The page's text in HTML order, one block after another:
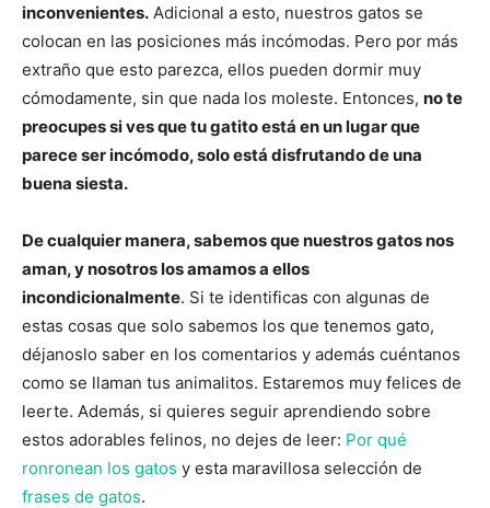
inconvenientes. Adicional a esto, nuestros gatos se
colocan en las posiciones más incómodas. Pero por más
extraño que esto parezca, ellos pueden dormir muy
cómodamente, sin que nada los moleste. Entonces, no te
preocupes si ves que tu gatito está en un lugar que
parece ser incómodo, solo está disfrutando de una
buena siesta.
De cualquier manera, sabemos que nuestros gatos nos
aman, y nosotros los amamos a ellos
incondicionalmente. Si te identificas con algunas de
estas cosas que solo sabemos los que tenemos gato,
déjanoslo saber en los comentarios y además cuéntanos
como se llaman tus animalitos. Estaremos muy felices de
leerte. Además, si quieres seguir aprendiendo sobre
estos adorables felinos, no dejes de leer: Por qué
ronronean los gatos y esta maravillosa selección de
frases de gatos.